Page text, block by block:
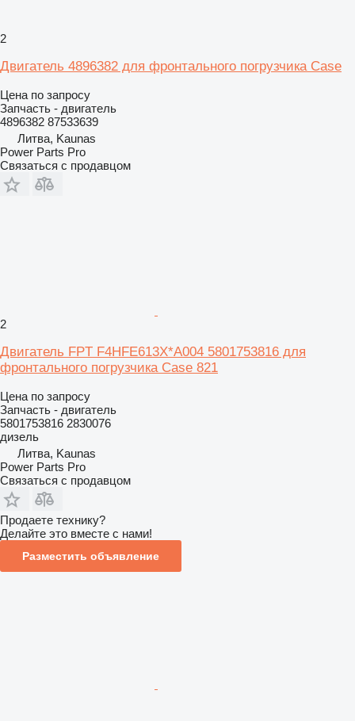
2
Двигатель 4896382 для фронтального погрузчика Case
Цена по запросу
Запчасть - двигатель
4896382 87533639
Литва, Kaunas
Power Parts Pro
Связаться с продавцом
2
Двигатель FPT F4HFE613X*A004 5801753816 для
фронтального погрузчика Case 821
Цена по запросу
Запчасть - двигатель
5801753816 2830076
дизель
Литва, Kaunas
Power Parts Pro
Связаться с продавцом
Продаете технику?
Делайте это вместе с нами!
Разместить объявление